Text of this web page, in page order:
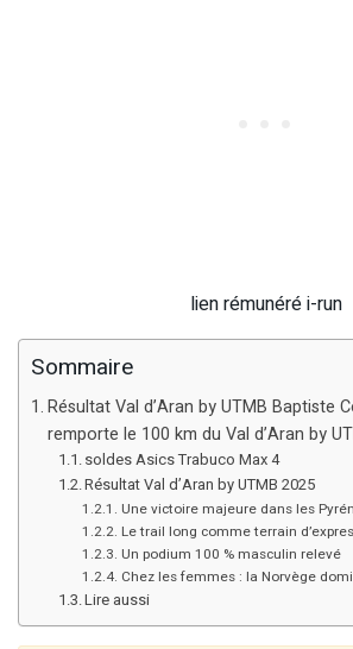
lien rémunéré i-run
Sommaire
Résultat Val d’Aran by UTMB Baptiste
remporte le 100 km du Val d’Aran by
soldes Asics Trabuco Max 4
Résultat Val d’Aran by UTMB 2025
Une victoire majeure dans les
Le trail long comme terrain
Un podium 100 % masculin relevé
Chez les femmes : la Norvège
Lire aussi